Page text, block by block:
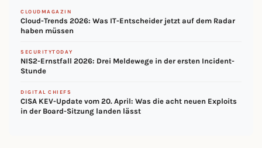
CLOUDMAGAZIN
Cloud-Trends 2026: Was IT-Entscheider jetzt auf dem Radar
haben müssen
SECURITYTODAY
NIS2-Ernstfall 2026: Drei Meldewege in der ersten Incident-
Stunde
DIGITAL CHIEFS
CISA KEV-Update vom 20. April: Was die acht neuen Exploits
in der Board-Sitzung landen lässt